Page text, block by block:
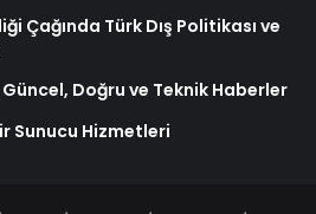
Çağında Türk Dış Politikası ve
Doğru ve Teknik Haberler
Sunucu Hizmetleri